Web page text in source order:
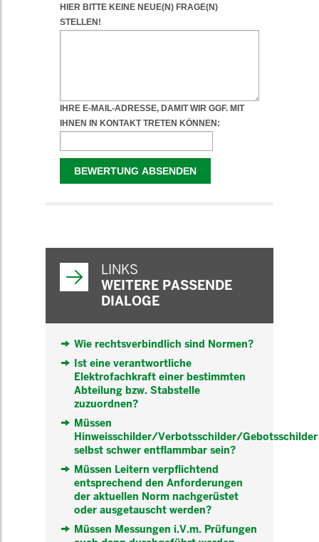
LINKS
WEITERE PASSENDE
DIALOGE
Wie rechtsverbindlich sind Normen?
Ist eine verantwortliche
Elektrofachkraft einer bestimmten
Abteilung bzw. Stabstelle
zuzuordnen?
Müssen
Hinweisschilder/Verbotsschilder/Gebotsschilder
selbst schwer entflammbar sein?
Müssen Leitern verpflichtend
entsprechend den Anforderungen
der aktuellen Norm nachgerüstet
oder ausgetauscht werden?
Müssen Messungen i.V.m. Prüfungen